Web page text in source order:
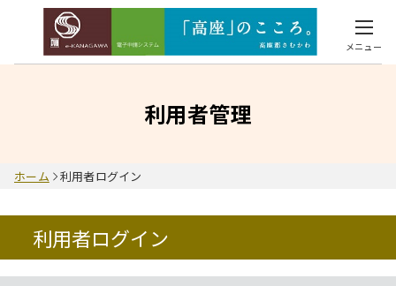
メニュー
利用者管理
ホーム 利用者ログイン
利用者ログイン